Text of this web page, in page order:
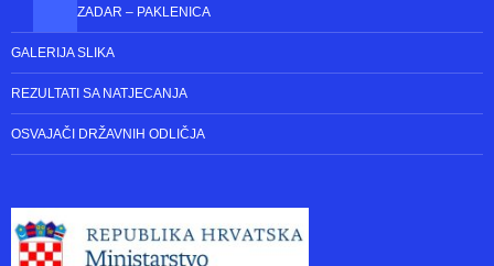
BICIKLIJADE
BICIKLISTIČKI MARATON ZADAR – KNIN “PUT VJETRA,PUT OLUJE”
SURGANIZATORI BICIKLIJADA
BICIKLIJADA ” OD BRANIMIRA DO BRANIMIRA ” ZADAR – NIN
GALERIJA SLIKA